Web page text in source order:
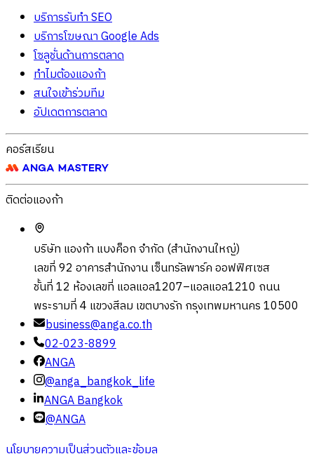
บริการรับทำ SEO
บริการโฆษณา Google Ads
โซลูชั่นด้านการตลาด
ทำไมต้องแองก้า
สนใจเข้าร่วมทีม
อัปเดตการตลาด
คอร์สเรียน
ติดต่อแองก้า
บริษัท แองก้า แบงค็อก จำกัด (สำนักงานใหญ่)
เลขที่ 92 อาคารสำนักงาน เซ็นทรัลพาร์ค ออฟฟิศเซส
ชั้นที่ 12 ห้องเลขที่ แอลแอล1207–แอลแอล1210 ถนน
พระรามที่ 4 แขวงสีลม เขตบางรัก กรุงเทพมหานคร 10500
business@anga.co.th
02-023-8899
ANGA
@anga_bangkok_life
ANGA Bangkok
@ANGA
นโยบายความเป็นส่วนตัวและข้อมูล